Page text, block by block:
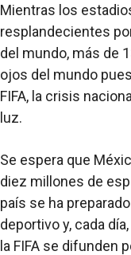
Mientras los
resplandecientes
del mundo, más de
ojos del mundo
FIFA, la crisis
luz.
Se espera que
diez millones de
país se ha
deportivo y, cada
la FIFA se difunden